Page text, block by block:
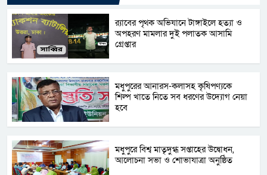
র‌্যাবের পৃথক অভিযানে টাঙ্গাইলে হত্যা ও
অপহরণ মামলার দুই পলাতক আসামি
গ্রেপ্তার
মধুপুরের আনারস-কলাসহ কৃষিপণ্যকে
শিল্প খাতে নিতে সব ধরণের উদ্যোগ নেয়া
হবে
মধুপুরে বিশ্ব মাতৃদুগ্ধ সপ্তাহের উদ্বোধন,
আলোচনা সভা ও শোভাযাত্রা অনুষ্ঠিত